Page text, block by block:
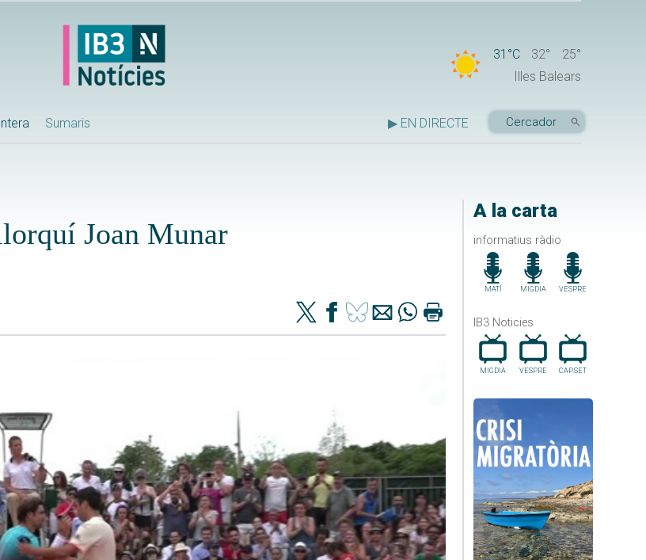
31°C 32°
25°
Illes Balears
Sumaris ▶ EN DIRECTE
A la carta
informatius ràdio
MATÍ MIGDIA VESPRE
IB3 Noticies
MIGDIA VESPRE CAP.SET
Joan Munar